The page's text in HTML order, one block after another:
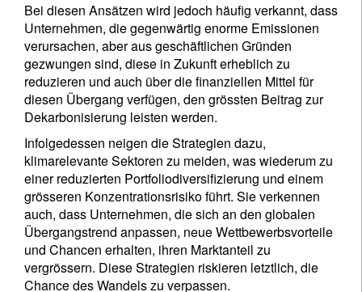
Bei diesen Ansätzen wird jedoch häufig verkannt, dass
Unternehmen, die gegenwärtig enorme Emissionen
verursachen, aber aus geschäftlichen Gründen
gezwungen sind, diese in Zukunft erheblich zu
reduzieren und auch über die finanziellen Mittel für
diesen Übergang verfügen, den grössten Beitrag zur
Dekarbonisierung leisten werden.
Infolgedessen neigen die Strategien dazu,
klimarelevante Sektoren zu meiden, was wiederum zu
einer reduzierten Portfoliodiversifizierung und einem
grösseren Konzentrationsrisiko führt. Sie verkennen
auch, dass Unternehmen, die sich an den globalen
Übergangstrend anpassen, neue Wettbewerbsvorteile
und Chancen erhalten, ihren Marktanteil zu
vergrössern. Diese Strategien riskieren letztlich, die
Chance des Wandels zu verpassen.